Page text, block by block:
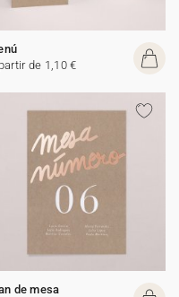
de 1,10 €
de mesa